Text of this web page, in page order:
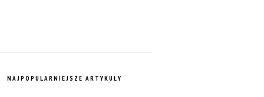
NAJPOPULARNIEJSZE ARTYKUŁY